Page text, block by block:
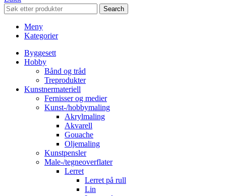
Search
Meny
Kategorier
Byggesett
Hobby
Bånd og tråd
Treprodukter
Kunstnermateriell
Fernisser og medier
Kunst-/hobbymaling
Akrylmaling
Akvarell
Gouache
Oljemaling
Kunstpensler
Male-/tegneoverflater
Lerret
Lerret på rull
Lin